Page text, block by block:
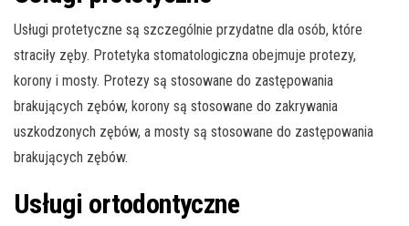
Usługi protetyczne są szczególnie przydatne dla osób, które
straciły zęby. Protetyka stomatologiczna obejmuje protezy,
korony i mosty. Protezy są stosowane do zastępowania
brakujących zębów, korony są stosowane do zakrywania
uszkodzonych zębów, a mosty są stosowane do zastępowania
brakujących zębów.
Usługi ortodontyczne